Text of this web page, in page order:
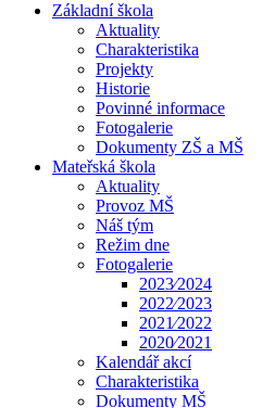
Základní škola
Aktuality
Charakteristika
Projekty
Historie
Povinné informace
Fotogalerie
Dokumenty ZŠ a MŠ
Mateřská škola
Aktuality
Provoz MŠ
Náš tým
Režim dne
Fotogalerie
2023⁄2024
2022⁄2023
2021⁄2022
2020⁄2021
Kalendář akcí
Charakteristika
Dokumenty MŠ